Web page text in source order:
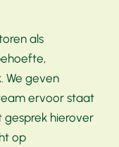
als
We geven
ervoor staat
gesprek hierover
op